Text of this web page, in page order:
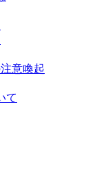
意喚起
て